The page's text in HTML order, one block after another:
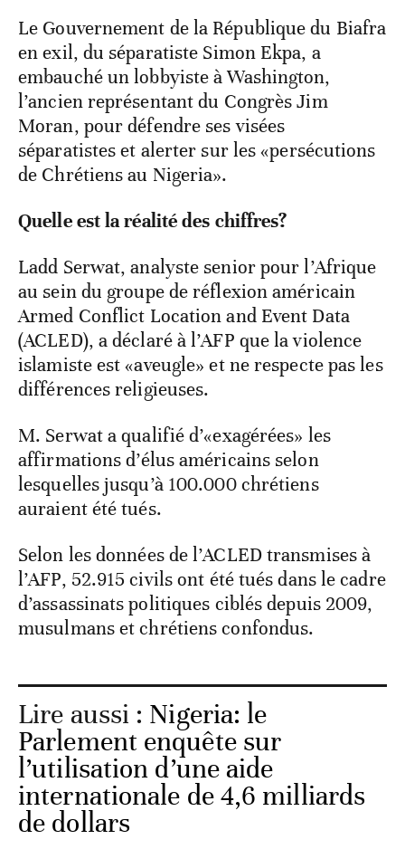
Le Gouvernement de la République du Biafra
en exil, du séparatiste Simon Ekpa, a
embauché un lobbyiste à Washington,
l’ancien représentant du Congrès Jim
Moran, pour défendre ses visées
séparatistes et alerter sur les «persécutions
de Chrétiens au Nigeria».
Quelle est la réalité des chiffres?
Ladd Serwat, analyste senior pour l’Afrique
au sein du groupe de réflexion américain
Armed Conflict Location and Event Data
(ACLED), a déclaré à l’AFP que la violence
islamiste est «aveugle» et ne respecte pas les
différences religieuses.
M. Serwat a qualifié d’«exagérées» les
affirmations d’élus américains selon
lesquelles jusqu’à 100.000 chrétiens
auraient été tués.
Selon les données de l’ACLED transmises à
l’AFP, 52.915 civils ont été tués dans le cadre
d’assassinats politiques ciblés depuis 2009,
musulmans et chrétiens confondus.
Lire aussi : Nigeria: le
Parlement enquête sur
l’utilisation d’une aide
internationale de 4,6 milliards
de dollars